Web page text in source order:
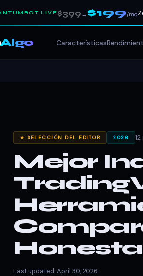
LIVE $399→$199/mo
Algo Características
★ SELECCIÓN DEL EDITOR 2026
Mejor
Last updated: April 30, 2026